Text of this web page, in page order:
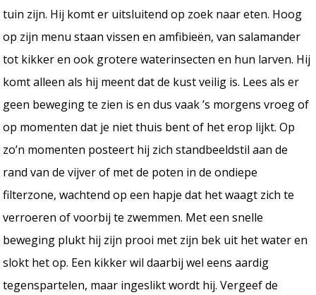
tuin zijn. Hij komt er uitsluitend op zoek naar eten. Hoog
op zijn menu staan vissen en amfibieën, van salamander
tot kikker en ook grotere waterinsecten en hun larven. Hij
komt alleen als hij meent dat de kust veilig is. Lees als er
geen beweging te zien is en dus vaak ’s morgens vroeg of
op momenten dat je niet thuis bent of het erop lijkt. Op
zo’n momenten posteert hij zich standbeeldstil aan de
rand van de vijver of met de poten in de ondiepe
filterzone, wachtend op een hapje dat het waagt zich te
verroeren of voorbij te zwemmen. Met een snelle
beweging plukt hij zijn prooi met zijn bek uit het water en
slokt het op. Een kikker wil daarbij wel eens aardig
tegenspartelen, maar ingeslikt wordt hij. Vergeef de